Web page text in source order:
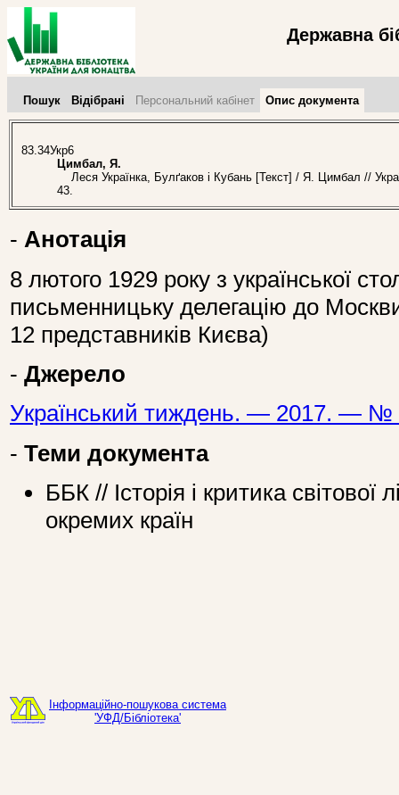
Державна
Пошук Відібрані Персональний кабінет Опис документа
83.34Укр6
Цимбал, Я.
Леся Українка, Булґаков і Кубань [Текст] / Я. Цимбал //
43.
- Анотація
8 лютого 1929 року з української
письменницьку делегацію до
12 представників Києва)
- Джерело
Український тиждень. — 2017. — №
- Теми документа
ББК // Історія і критика світової
окремих країн
Інформаційно-пошукова система
'УФД/Бібліотека'